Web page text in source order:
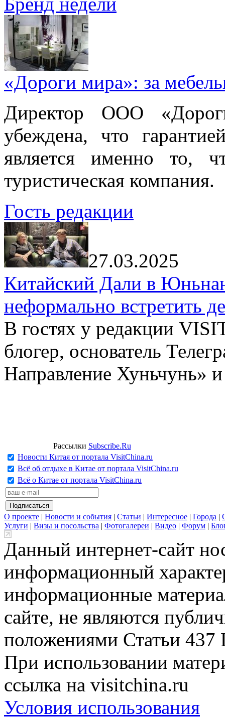
«Дороги мира»: за
Директор ООО
убеждена, что
является именно то,
туристическая компания.
Гость редакции
27.03.2025
Китайский Дали в
неформально встретить
В гостях у редакции
блогер, основатель
Направление Хуньчунь»
Рассылки Subscribe.Ru
Новости Китая от портала VisitChina.ru
Всё об отдыхе в Китае от портала VisitChina.ru
Всё о Китае от портала VisitChina.ru
О проекте | Новости и события | Статьи | Интересное | Города |
Услуги | Визы и посольства | Фотогалереи | Видео | Форум |
Данный интернет-сайт
информационный
информационные
сайте, не являются
положениями Статьи 437
При использовании
ссылка на visitchina.ru
Условия использования